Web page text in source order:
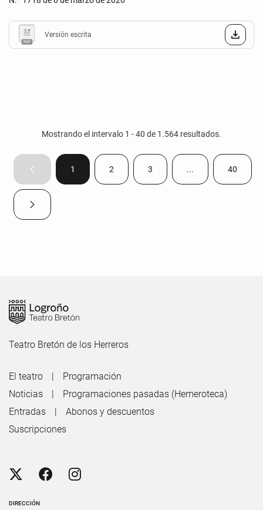
Versión escrita
Mostrando el intervalo 1 - 40 de 1.564 resultados.
Página anteriorPágina
1 Página
2 Página
3 ...Páginas Página
40
Página siguiente
Teatro Bretón de los Herreros
DIRECCIÓN
El teatro
Programación
Noticias
Programaciones pasadas (Hemeroteca)
Entradas
Abonos y descuentos
Suscripciones